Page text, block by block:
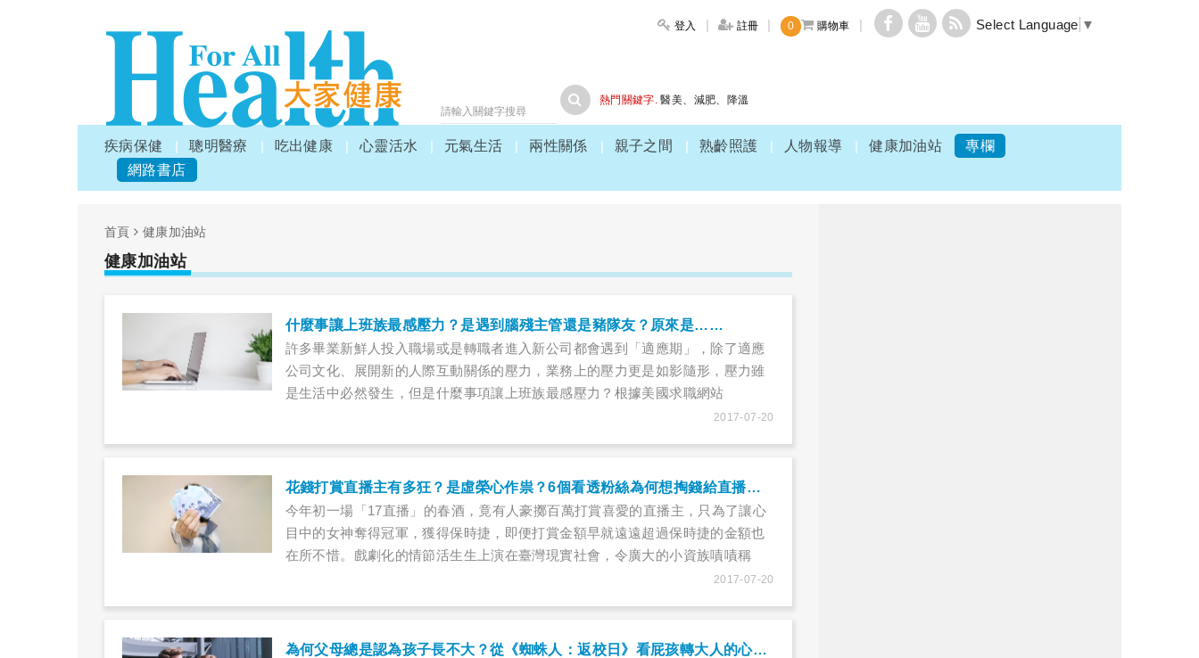
登入 註冊 0 購物車 Select Language ▼
熱門關鍵字. 醫美、 減肥、 降溫
疾病保健 聰明醫療 吃出健康 心靈活水 元氣生活 兩性關係 親子之間 熟齡照護 人物報導 健康加油站
專欄
網路書店
首頁 健康加油站
健康加油站
什麼事讓上班族最感壓力？是遇到腦殘主管還是豬隊友？原來是……
許多畢業新鮮人投入職場或是轉職者進入新公司都會遇到「適應期」，除了適應
公司文化、展開新的人際互動關係的壓力，業務上的壓力更是如影隨形，壓力雖
是生活中必然發生，但是什麼事項讓上班族最感壓力？根據美國求職網站
「CareerCast」2016年調查顯示，超過六成上班族表示自己工作壓力大，「工作
2017-07-20
花錢打賞直播主有多狂？是虛榮心作祟？6個看透粉絲為何想掏錢給直播主的心理慾望……
今年初一場「17直播」的春酒，竟有人豪擲百萬打賞喜愛的直播主，只為了讓心
目中的女神奪得冠軍，獲得保時捷，即便打賞金額早就遠遠超過保時捷的金額也
在所不惜。戲劇化的情節活生生上演在臺灣現實社會，令廣大的小資族嘖嘖稱
奇。各國也不時傳出有孩童打賞直播主，花光父母血汗錢的案例；大陸甚至有女
2017-07-20
為何父母總是認為孩子長不大？從《蜘蛛人：返校日》看屁孩轉大人的心境成長，兩代該如何溝通彼此的情結……